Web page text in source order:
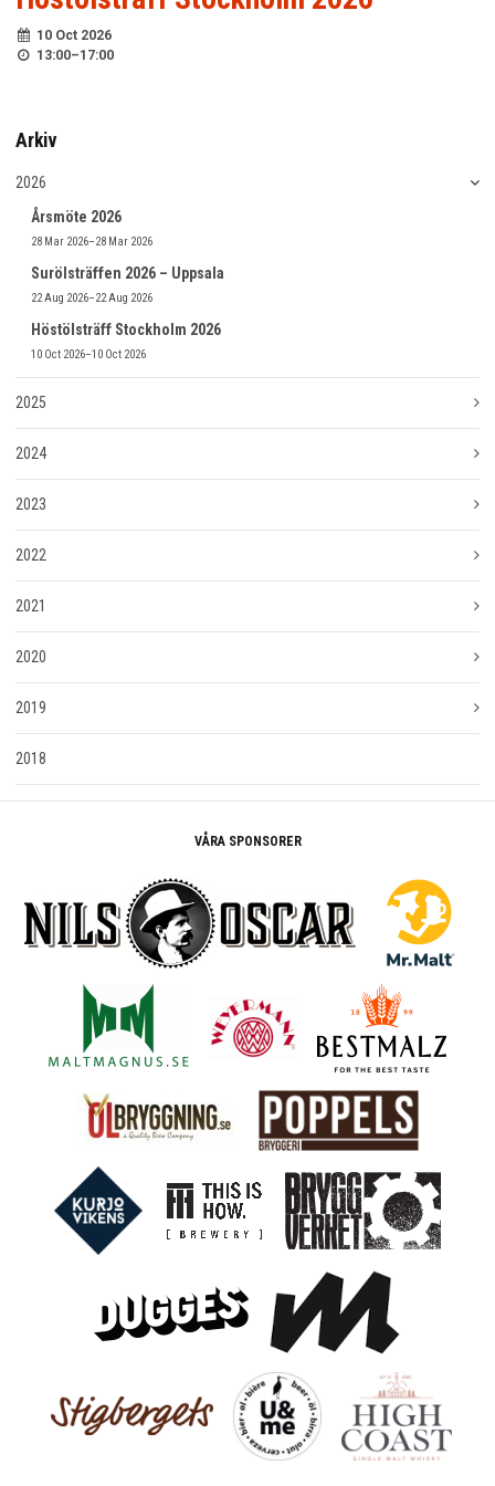
KALENDARIUM
KONTAKT
10 Oct 2026
13:00–17:00
Arkiv
2026
Årsmöte 2026
28 Mar 2026–28 Mar 2026
Surölsträffen 2026 – Uppsala
22 Aug 2026–22 Aug 2026
Höstölsträff Stockholm 2026
10 Oct 2026–10 Oct 2026
2025
2024
2023
2022
2021
2020
2019
2018
VÅRA SPONSORER